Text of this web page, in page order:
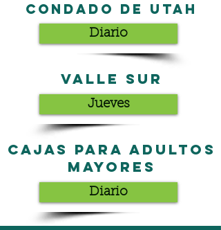
Condado de Utah
Diario
Valle Sur
Jueves
Cajas para adultos
mayores
Diario